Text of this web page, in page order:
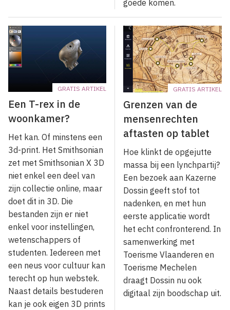
goede komen.
GRATIS ARTIKEL
Een T-rex in de
woonkamer?
Het kan. Of minstens een
3d-print. Het Smithsonian
zet met Smithsonian X 3D
niet enkel een deel van
zijn collectie online, maar
doet dit in 3D. Die
bestanden zijn er niet
enkel voor instellingen,
wetenschappers of
studenten. Iedereen met
een neus voor cultuur kan
terecht op hun webstek.
Naast details bestuderen
kan je ook eigen 3D prints
GRATIS ARTIKEL
Grenzen van de
mensenrechten
aftasten op tablet
Hoe klinkt de opgejutte
massa bij een lynchpartij?
Een bezoek aan Kazerne
Dossin geeft stof tot
nadenken, en met hun
eerste applicatie wordt
het echt confronterend. In
samenwerking met
Toerisme Vlaanderen en
Toerisme Mechelen
draagt Dossin nu ook
digitaal zijn boodschap uit.